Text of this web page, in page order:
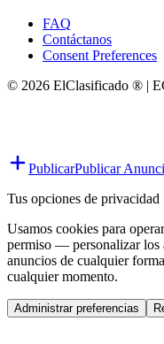
FAQ
Contáctanos
Consent Preferences
© 2026 ElClasificado ® |
PublicarPublicar
Tus opciones de privacidad
Usamos cookies para
permiso — personalizar los
anuncios de cualquier
cualquier momento.
Administrar preferencias